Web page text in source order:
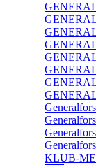
KLUB-